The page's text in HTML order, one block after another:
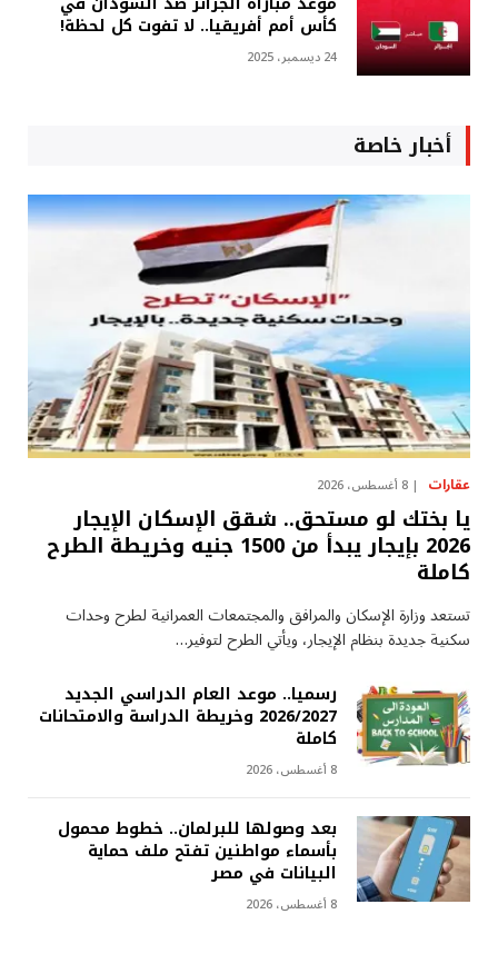
كأس أمم أفريقيا.. لا تفوت كل لحظة!
24 ديسمبر، 2025
أخبار خاصة
عقارات 8 أغسطس، 2026
يا بختك لو مستحق.. شقق الإسكان الإيجار
2026 بإيجار يبدأ من 1500 جنيه وخريطة الطرح
كاملة
تستعد وزارة الإسكان والمرافق والمجتمعات العمرانية لطرح وحدات
سكنية جديدة بنظام الإيجار، ويأتي الطرح لتوفير…
رسميا.. موعد العام الدراسي الجديد
2026/2027 وخريطة الدراسة والامتحانات
كاملة
8 أغسطس، 2026
بعد وصولها للبرلمان.. خطوط محمول
بأسماء مواطنين تفتح ملف حماية
البيانات في مصر
8 أغسطس، 2026